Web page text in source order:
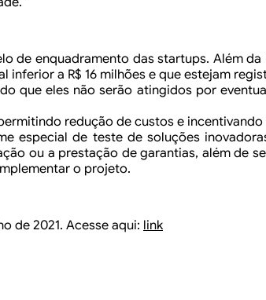
de enquadramento das startups. Além da
inferior a R$ 16 milhões e que estejam
que eles não serão atingidos por
redução de custos e
especial de testede soluções
ou a prestação de garantias, além de
o projeto.
de 2021. Acesse aqui: link